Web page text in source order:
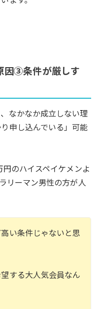
因③条件が厳しす
なかなか成立しない理
申し込んでいる」可能
のハイスペイケメンよ
リーマン男性の方が人
い条件じゃないと思
する大人気会員なん